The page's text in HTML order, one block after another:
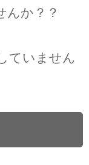
んか？？
ていません